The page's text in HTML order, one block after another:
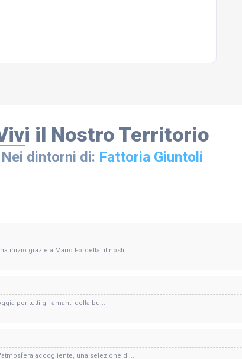
il Nostro Territorio
Nei dintorni di: Fattoria Giuntoli
inizio grazie a Mario Forcella: il nostr...
per tutti gli amanti della bu...
accogliente, una selezione di...